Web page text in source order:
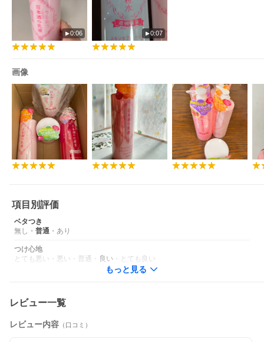
0:06 0:07
画像
項目別評価
ベタつき
無し ・ 普通 ・ あり
つけ心地
とても悪い ・ 悪い ・ 普通 ・ 良い ・ とても良い
もっと見る
レビュー一覧
レビュー内容 （口コミ）